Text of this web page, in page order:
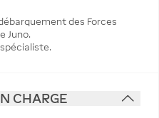
des Forces
Juno.
CHARGE